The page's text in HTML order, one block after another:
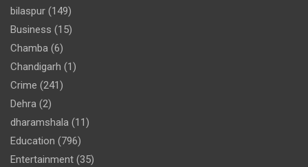
bilaspur (149)
Business (15)
Chamba (6)
Chandigarh (1)
Crime (241)
Dehra (2)
dharamshala (11)
Education (796)
Entertainment (35)